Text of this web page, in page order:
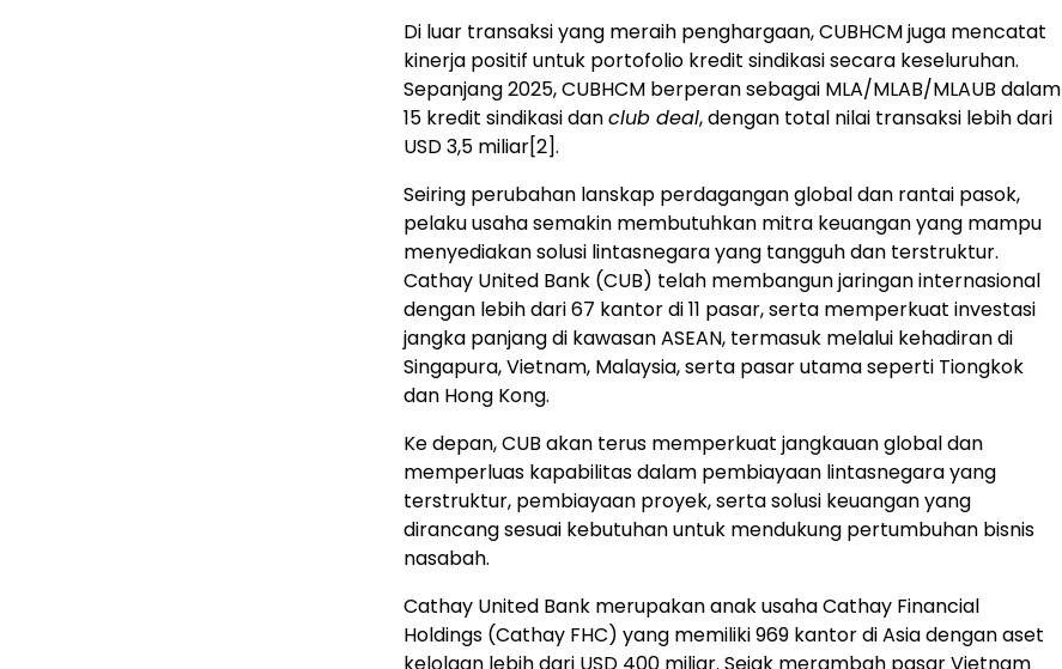
Di luar transaksi yang meraih penghargaan, CUBHCM juga mencatat
kinerja positif untuk portofolio kredit sindikasi secara keseluruhan.
Sepanjang 2025, CUBHCM berperan sebagai MLA/MLAB/MLAUB dalam
15 kredit sindikasi danclub deal, dengan total nilai transaksi lebih dari
USD 3,5 miliar[2].
Seiring perubahan lanskap perdagangan global dan rantai pasok,
pelaku usaha semakin membutuhkan mitra keuangan yang mampu
menyediakan solusi lintasnegara yang tangguh dan terstruktur.
Cathay United Bank (CUB) telah membangun jaringan internasional
dengan lebih dari 67 kantor di 11 pasar, serta memperkuat investasi
jangka panjang di kawasan ASEAN, termasuk melalui kehadiran di
Singapura, Vietnam, Malaysia, serta pasar utama seperti Tiongkok
dan Hong Kong.
Ke depan, CUB akan terus memperkuat jangkauan global dan
memperluas kapabilitas dalam pembiayaan lintasnegara yang
terstruktur, pembiayaan proyek, serta solusi keuangan yang
dirancang sesuai kebutuhan untuk mendukung pertumbuhan bisnis
nasabah.
Cathay United Bank merupakan anak usaha Cathay Financial
Holdings (Cathay FHC) yang memiliki 969 kantor di Asia dengan aset